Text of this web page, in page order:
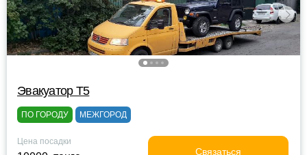
Эвакуатор Т5
ПО ГОРОДУ МЕЖГОРОД
Цена посадки
Связаться